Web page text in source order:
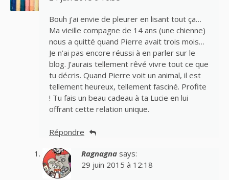
Bouh j’ai envie de pleurer en lisant tout ça…
Ma vieille compagne de 14 ans (une chienne)
nous a quitté quand Pierre avait trois mois…
Je n’ai pas encore réussi à en parler sur le
blog. J’aurais tellement rêvé vivre tout ce que
tu décris. Quand Pierre voit un animal, il est
tellement heureux, tellement fasciné. Profite
! Tu fais un beau cadeau à ta Lucie en lui
offrant cette relation unique.
Répondre
Ragnagna says:
29 juin 2015 à 12:18